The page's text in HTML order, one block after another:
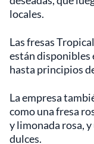
locales.
Las fresas
están disponibles
hasta principios
La empresa
como una fresa
y limonada rosa,
dulces.